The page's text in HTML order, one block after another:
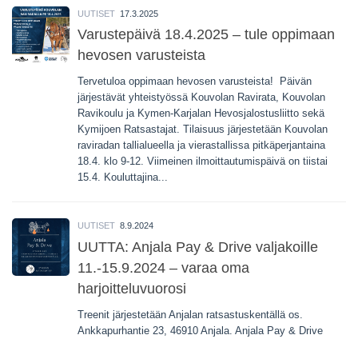
UUTISET 17.3.2025
Varustepäivä 18.4.2025 – tule oppimaan
hevosen varusteista
Tervetuloa oppimaan hevosen varusteista! Päivän
järjestävät yhteistyössä Kouvolan Ravirata, Kouvolan
Ravikoulu ja Kymen-Karjalan Hevosjalostusliitto sekä
Kymijoen Ratsastajat. Tilaisuus järjestetään Kouvolan
raviradan tallialueella ja vierastallissa pitkäperjantaina
18.4. klo 9-12. Viimeinen ilmoittautumispäivä on tiistai
15.4. Kouluttajina...
UUTISET 8.9.2024
UUTTA: Anjala Pay & Drive valjakoille
11.-15.9.2024 – varaa oma
harjoitteluvuorosi
Treenit järjestetään Anjalan ratsastuskentällä os.
Ankkapurhantie 23, 46910 Anjala. Anjala Pay & Drive